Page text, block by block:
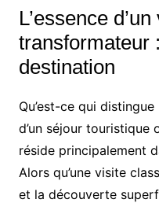
L’essence
transformateur
destination
Qu’est-ce qui
d’un séjour touristique
réside principalement
Alors qu’une visite
et la découverte